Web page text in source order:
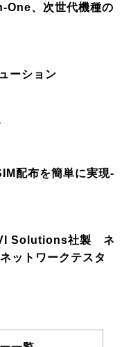
One、次世代機種の
ーション
配布を簡単に実現-
Solutions社製 ネ
ットワークテスタ